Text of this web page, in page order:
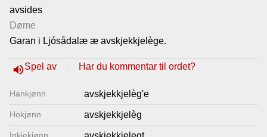
avsides
Døme
Garan i Ljósådalæ æ avskjekkjelège.
volume_upSpel av Har du kommentar til ordet?
Hankjønn avskjekkjelèg'e
Hokjønn avskjekkjelèg
Nyhende
Lenkjer
Kontakt
oss